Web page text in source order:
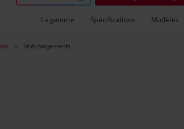
La gamme Spécifications Modèles
Téléchargements